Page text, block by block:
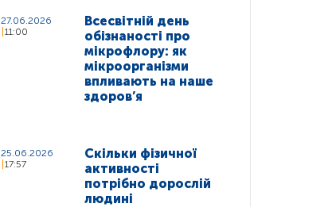
27.06.2026
11:00
Всесвітній день
обізнаності про
мікрофлору: як
мікроорганізми
впливають на наше
здоров’я
25.06.2026
17:57
Скільки фізичної
активності
потрібно дорослій
людині